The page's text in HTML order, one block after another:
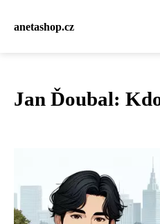
anetashop.cz
Jan Ďoubal: